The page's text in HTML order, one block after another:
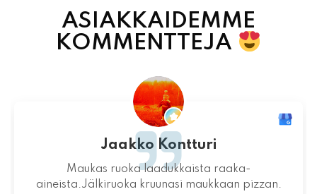
ASIAKKAIDEMME
KOMMENTTEJA
Jaakko Kontturi
Maukas ruoka laadukkaista raaka-
aineista.Jälkiruoka kruunasi maukkaan pizzan.